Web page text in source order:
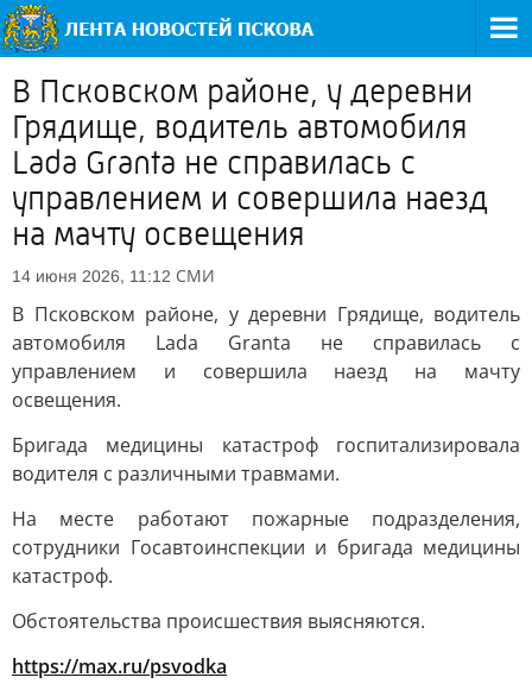
В Псковском районе, у деревни
Грядище, водитель автомобиля
Lada Granta не справилась с
управлением и совершила наезд
на мачту освещения
14 июня 2026, 11:12 СМИ
В Псковском районе, у деревни Грядище, водитель
автомобиля Lada Granta не справилась с
управлением и совершила наезд на мачту
освещения.
Бригада медицины катастроф госпитализировала
водителя с различными травмами.
На месте работают пожарные подразделения,
сотрудники Госавтоинспекции и бригада медицины
катастроф.
Обстоятельства происшествия выясняются.
https://max.ru/psvodka